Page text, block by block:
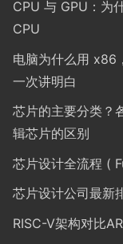
CPU 与 GPU：为
CPU
电脑为什么用 x86
一次讲明白
芯片的主要分类？
辑芯片的区别
芯片设计全流程 (
芯片设计公司最新
RISC-V架构对比